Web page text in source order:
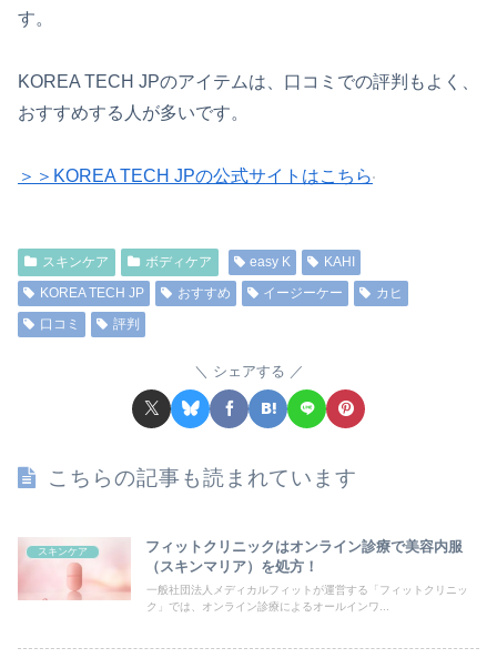
す。
KOREA TECH JPのアイテムは、口コミでの評判もよく、
おすすめする人が多いです。
＞＞KOREA TECH JPの公式サイトはこちら
スキンケア ボディケア easy K
KAHI
KOREA TECH JP
おすすめ イージーケー
カヒ
口コミ
評判
シェアする
こちらの記事も読まれています
スキンケア
フィットクリニックはオンライン診療で美容内服
（スキンマリア）を処方！
一般社団法人メディカルフィットが運営する「フィットクリニッ
ク」では、オンライン診療によるオールインワ...